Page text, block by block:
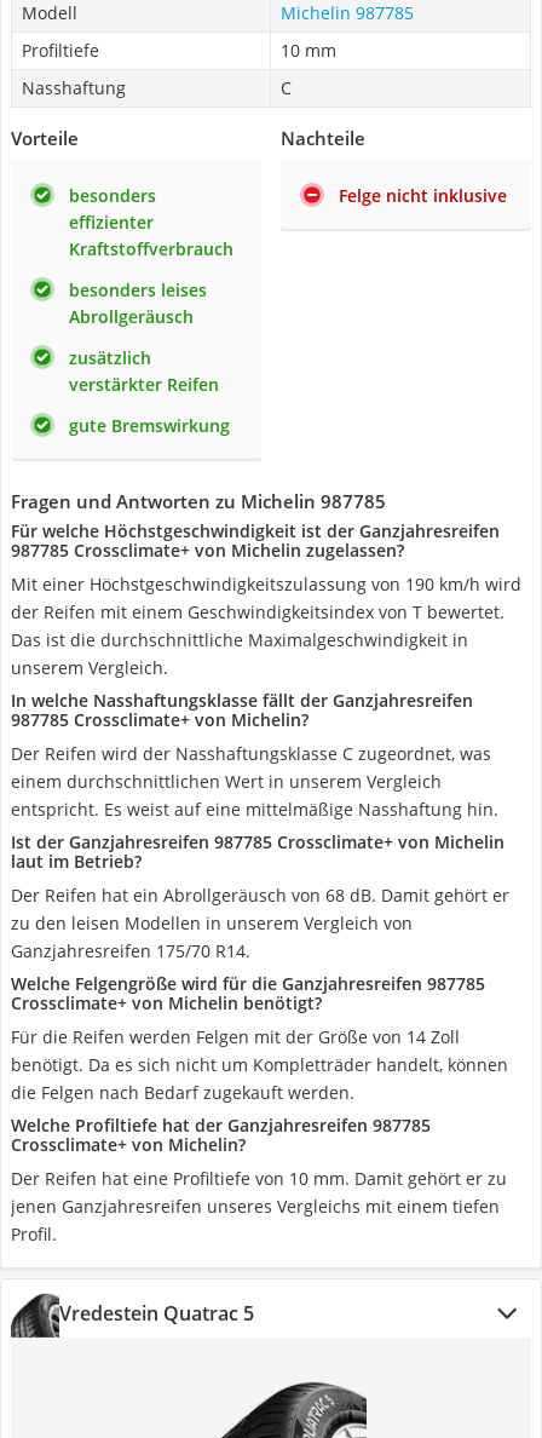
Modell
Michelin 987785
Profiltiefe
10 mm
Nasshaftung
C
Vorteile
besonders
effizienter
Kraftstoffverbrauch
besonders leises
Abrollgeräusch
zusätzlich
verstärkter Reifen
gute Bremswirkung
Nachteile
Felge nicht inklusive
Fragen und Antworten zu Michelin 987785
Für welche Höchstgeschwindigkeit ist der Ganzjahresreifen
987785 Crossclimate+ von Michelin zugelassen?
Mit einer Höchstgeschwindigkeitszulassung von 190 km/h wird
der Reifen mit einem Geschwindigkeitsindex von T bewertet.
Das ist die durchschnittliche Maximalgeschwindigkeit in
unserem Vergleich.
In welche Nasshaftungsklasse fällt der Ganzjahresreifen
987785 Crossclimate+ von Michelin?
Der Reifen wird der Nasshaftungsklasse C zugeordnet, was
einem durchschnittlichen Wert in unserem Vergleich
entspricht. Es weist auf eine mittelmäßige Nasshaftung hin.
Ist der Ganzjahresreifen 987785 Crossclimate+ von Michelin
laut im Betrieb?
Der Reifen hat ein Abrollgeräusch von 68 dB. Damit gehört er
zu den leisen Modellen in unserem Vergleich von
Ganzjahresreifen 175/70 R14.
Welche Felgengröße wird für die Ganzjahresreifen 987785
Crossclimate+ von Michelin benötigt?
Für die Reifen werden Felgen mit der Größe von 14 Zoll
benötigt. Da es sich nicht um Kompletträder handelt, können
die Felgen nach Bedarf zugekauft werden.
Welche Profiltiefe hat der Ganzjahresreifen 987785
Crossclimate+ von Michelin?
Der Reifen hat eine Profiltiefe von 10 mm. Damit gehört er zu
jenen Ganzjahresreifen unseres Vergleichs mit einem tiefen
Profil.
Vredestein Quatrac 5